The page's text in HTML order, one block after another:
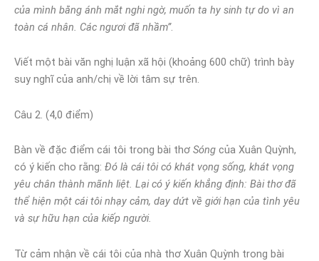
của mình bằng ánh mắt nghi ngờ, muốn ta hy sinh tự do vì an
toàn cá nhân. Các ngươi đã nhầm”.
Viết một bài văn nghị luận xã hội (khoảng 600 chữ) trình bày
suy nghĩ của anh/chị về lời tâm sự trên.
Câu 2. (4,0 điểm)
Bàn về đặc điểm cái tôi trong bài thơ Sóng của Xuân Quỳnh,
có ý kiến cho rằng: Đó là cái tôi có khát vọng sống, khát vọng
yêu chân thành mãnh liệt. Lại có ý kiến khẳng định: Bài thơ đã
thể hiện một cái tôi nhạy cảm, day dứt về giới hạn của tình yêu
và sự hữu hạn của kiếp người.
Từ cảm nhận về cái tôi của nhà thơ Xuân Quỳnh trong bài